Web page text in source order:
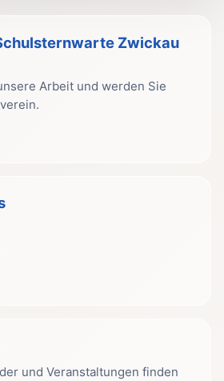
Zwickau
Arbeit und werden Sie
und Veranstaltungen finden